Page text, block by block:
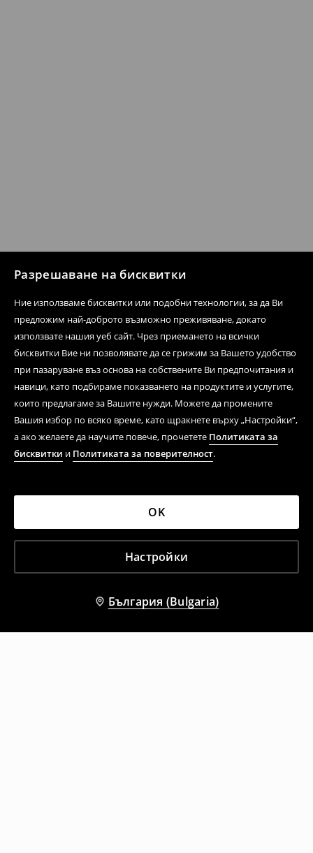
Разрешаване на бисквитки
Ние използваме бисквитки или подобни технологии, за да Ви
предложим най-доброто възможно преживяване, докато
използвате нашия уеб сайт. Чрез приемането на всички
бисквитки Вие ни позволявате да се грижим за Вашето удобство
при пазаруване въз основа на собствените Ви предпочитания и
навици, като подбираме показването на продуктите и услугите,
които предлагаме за Вашите нужди. Можете да промените
Вашия избор по всяко време, като щракнете върху „Настройки“,
а ако желаете да научите повече, прочетете Политиката за
бисквитки и Политиката за поверителност.
Настройки
OK
България (Bulgaria)